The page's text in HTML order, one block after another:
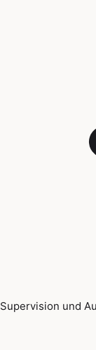
Supervision und